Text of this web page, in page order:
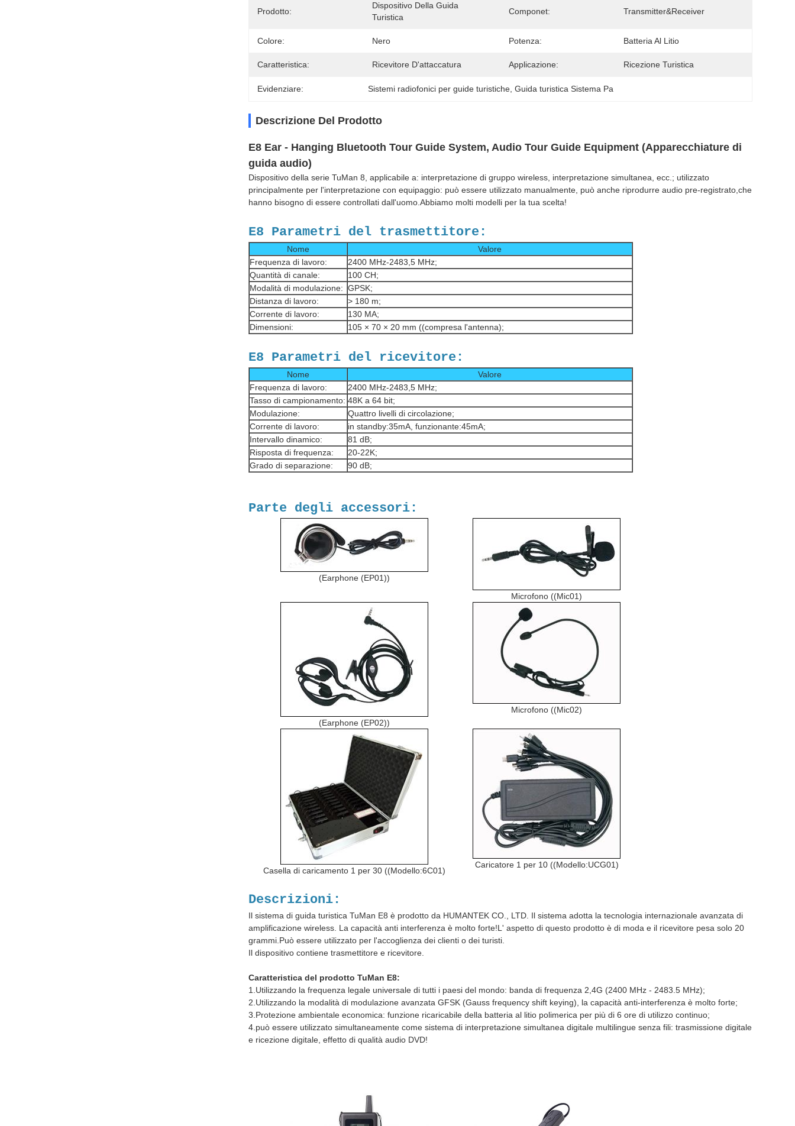
Prodotto:
Dispositivo Della Guida
Turistica
Componet: Transmitter&Receiver
Colore: Nero Potenza: Batteria Al Litio
Caratteristica: Ricevitore D'attaccatura Applicazione: Ricezione Turistica
Evidenziare: Sistemi radiofonici per guide turistiche , Guida turistica Sistema Pa
Descrizione Del Prodotto
E8 Ear - Hanging Bluetooth Tour Guide System, Audio Tour Guide Equipment (Apparecchiature di
guida audio)
Dispositivo della serie TuMan 8, applicabile a: interpretazione di gruppo wireless, interpretazione simultanea, ecc.; utilizzato
principalmente per l'interpretazione con equipaggio: può essere utilizzato manualmente, può anche riprodurre audio pre-registrato,che
hanno bisogno di essere controllati dall'uomo.Abbiamo molti modelli per la tua scelta!
E8 Parametri del trasmettitore:
Nome
Valore
Frequenza di lavoro:
2400 MHz-2483,5 MHz;
Quantità di canale:
100 CH;
Modalità di modulazione: GPSK;
Distanza di lavoro:
> 180 m;
Corrente di lavoro:
130 MA;
Dimensioni:
105 × 70 × 20 mm ((compresa l'antenna);
E8 Parametri del ricevitore:
Nome
Valore
Frequenza di lavoro:
2400 MHz-2483,5 MHz;
Tasso di campionamento: 48K a 64 bit;
Modulazione:
Quattro livelli di circolazione;
Corrente di lavoro:
in standby:35mA, funzionante:45mA;
Intervallo dinamico:
81 dB;
Risposta di frequenza:
20-22K;
Grado di separazione:
90 dB;
Parte degli accessori:
(Earphone (EP01))
Microfono ((Mic01)
(Earphone (EP02))
Microfono ((Mic02)
Casella di caricamento 1 per 30 ((Modello:6C01)
Caricatore 1 per 10 ((Modello:UCG01)
Descrizioni:
Il sistema di guida turistica TuMan E8 è prodotto da HUMANTEK CO., LTD. Il sistema adotta la tecnologia internazionale avanzata di
amplificazione wireless. La capacità anti interferenza è molto forte!L' aspetto di questo prodotto è di moda e il ricevitore pesa solo 20
grammi.Può essere utilizzato per l'accoglienza dei clienti o dei turisti.
Il dispositivo contiene trasmettitore e ricevitore.
Caratteristica del prodotto TuMan E8:
1.Utilizzando la frequenza legale universale di tutti i paesi del mondo: banda di frequenza 2,4G (2400 MHz - 2483.5 MHz);
2.Utilizzando la modalità di modulazione avanzata GFSK (Gauss frequency shift keying), la capacità anti-interferenza è molto forte;
3.Protezione ambientale economica: funzione ricaricabile della batteria al litio polimerica per più di 6 ore di utilizzo continuo;
4.può essere utilizzato simultaneamente come sistema di interpretazione simultanea digitale multilingue senza fili: trasmissione digitale
e ricezione digitale, effetto di qualità audio DVD!